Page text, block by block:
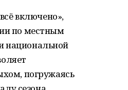
включено»,
по местным
национальной
погружаясь